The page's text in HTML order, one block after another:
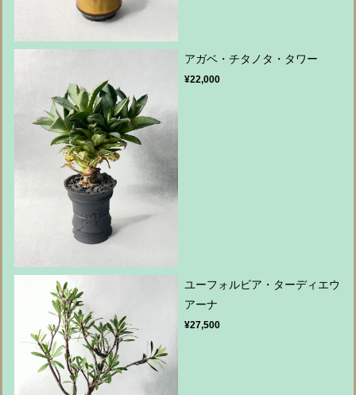
アガベ・チタノタ・タワー
¥22,000
ユーフォルビア・ターディエウ
アーナ
¥27,500